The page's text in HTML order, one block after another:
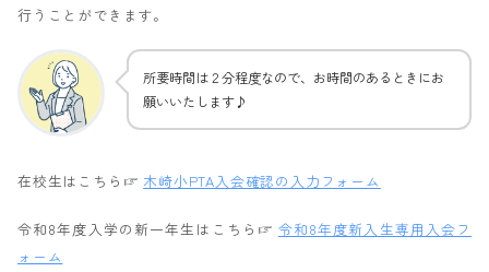
行うことができます。
所要時間は２分程度なので、お時間のあるときにお
願いいたします♪
在校生はこちら☞木崎小PTA入会確認の入力フォーム
令和8年度入学の新一年生はこちら☞ 令和8年度新入生専用入会フ
ォーム